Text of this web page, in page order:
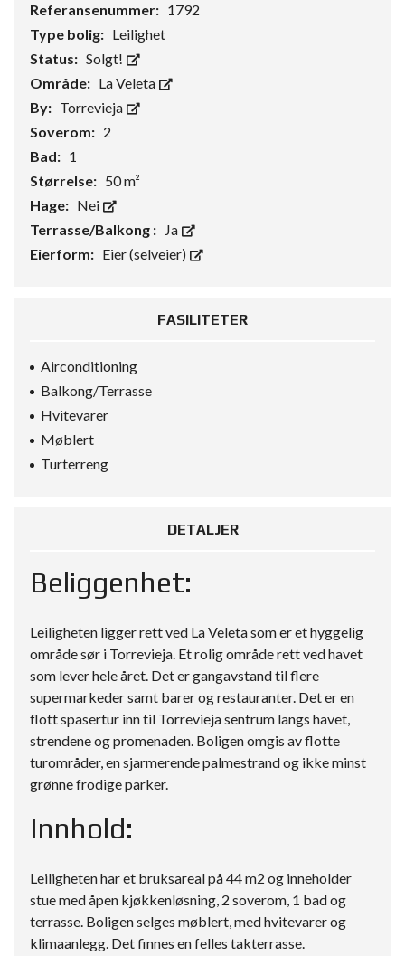
Referansenummer: 1792
Type bolig: Leilighet
Status: Solgt!
Område: La Veleta
By: Torrevieja
Soverom: 2
Bad: 1
Størrelse: 50 m²
Hage: Nei
Terrasse/Balkong : Ja
Eierform: Eier (selveier)
FASILITETER
Airconditioning
Balkong/Terrasse
Hvitevarer
Møblert
Turterreng
DETALJER
Beliggenhet:
Leiligheten ligger rett ved La Veleta som er et hyggelig
område sør i Torrevieja. Et rolig område rett ved havet
som lever hele året. Det er gangavstand til flere
supermarkeder samt barer og restauranter. Det er en
flott spasertur inn til Torrevieja sentrum langs havet,
strendene og promenaden. Boligen omgis av flotte
turområder, en sjarmerende palmestrand og ikke minst
grønne frodige parker.
Innhold:
Leiligheten har et bruksareal på 44 m2 og inneholder
stue med åpen kjøkkenløsning, 2 soverom, 1 bad og
terrasse. Boligen selges møblert, med hvitevarer og
klimaanlegg. Det finnes en felles takterrasse.